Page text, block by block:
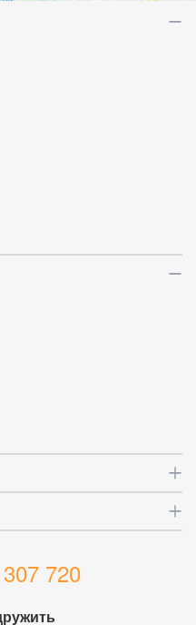
720